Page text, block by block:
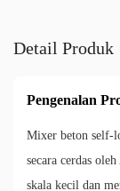
Detail Produk
Pengenalan
Mixer beton self-
secara cerdas
skala kecil dan